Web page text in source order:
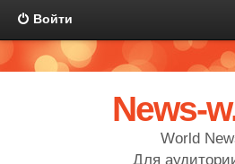
Войти
News-
World
Для